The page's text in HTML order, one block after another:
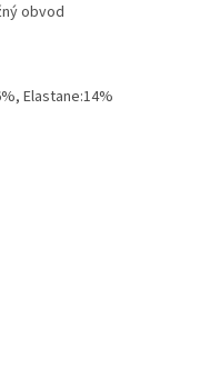
obvod
Elastane:14%